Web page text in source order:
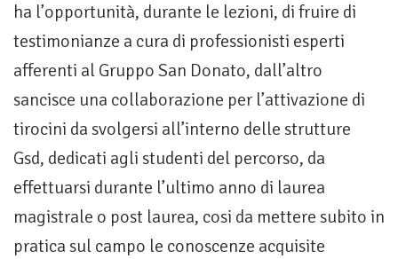
ha l’opportunità, durante le lezioni, di fruire di
testimonianze a cura di professionisti esperti
afferenti al Gruppo San Donato, dall’altro
sancisce una collaborazione per l’attivazione di
tirocini da svolgersi all’interno delle strutture
Gsd, dedicati agli studenti del percorso, da
effettuarsi durante l’ultimo anno di laurea
magistrale o post laurea, cosi da mettere subito in
pratica sul campo le conoscenze acquisite